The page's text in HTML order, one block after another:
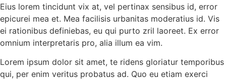
Eius lorem tincidunt vix at, vel pertinax sensibus id, error
epicurei mea et. Mea facilisis urbanitas moderatius id. Vis
ei rationibus definiebas, eu qui purto zril laoreet. Ex error
omnium interpretaris pro, alia illum ea vim.
Lorem ipsum dolor sit amet, te ridens gloriatur temporibus
qui, per enim veritus probatus ad. Quo eu etiam exerci